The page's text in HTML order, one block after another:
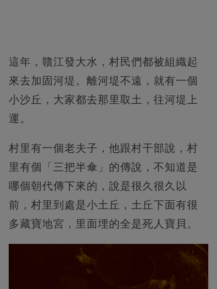
這年，贛江發大水，村民們都被組織起
來去加固河堤。離河堤不遠，就有一個
小沙丘，大家都去那里取土，往河堤上
運。
村里有一個老夫子，他跟村干部說，村
里有個「三把半傘」的傳說，不知道是
哪個朝代傳下來的，說是很久很久以
前，村里到處是小土丘，土丘下面有很
多藏寶地宮，里面埋的全是死人寶貝。